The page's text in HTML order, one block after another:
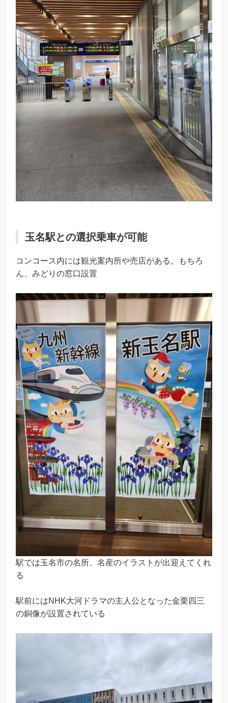
玉名駅との選択乗車が可能
コンコース内には観光案内所や売店がある。もちろ
ん、みどりの窓口設置
駅では玉名市の名所、名産のイラストが出迎えてくれ
る
駅前にはNHK大河ドラマの主人公となった金栗四三
の銅像が設置されている